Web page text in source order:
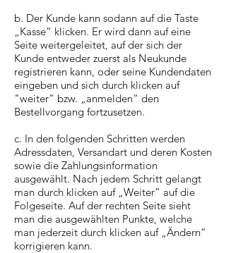
b. Der Kunde kann sodann auf die Taste
„Kasse“ klicken. Er wird dann auf eine
Seite weitergeleitet, auf der sich der
Kunde entweder zuerst als Neukunde
registrieren kann, oder seine Kundendaten
eingeben und sich durch klicken auf
"weiter" bzw. „anmelden“ den
Bestellvorgang fortzusetzen.
c. In den folgenden Schritten werden
Adressdaten, Versandart und deren Kosten
sowie die Zahlungsinformation
ausgewählt. Nach jedem Schritt gelangt
man durch klicken auf „Weiter“ auf die
Folgeseite. Auf der rechten Seite sieht
man die ausgewählten Punkte, welche
man jederzeit durch klicken auf „Ändern“
korrigieren kann.